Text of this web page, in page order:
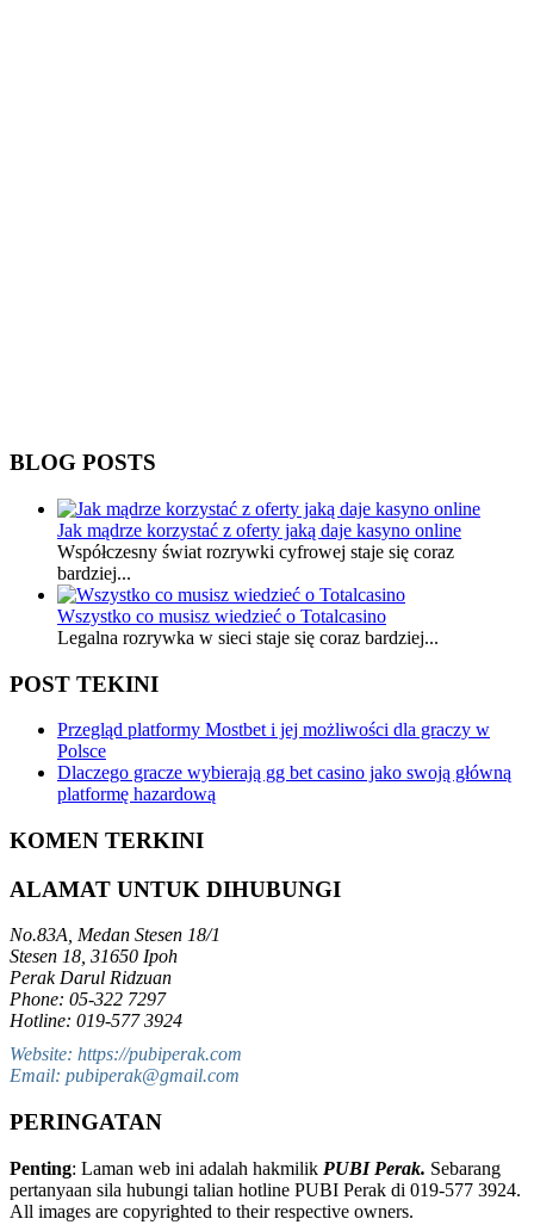
BLOG POSTS
Jak mądrze korzystać z oferty jaką daje kasyno online
Współczesny świat rozrywki cyfrowej staje się coraz
bardziej...
Wszystko co musisz wiedzieć o Totalcasino
Legalna rozrywka w sieci staje się coraz bardziej...
POST TEKINI
Przegląd platformy Mostbet i jej możliwości dla graczy w
Polsce
Dlaczego gracze wybierają gg bet casino jako swoją główną
platformę hazardową
KOMEN TERKINI
ALAMAT UNTUK DIHUBUNGI
No.83A, Medan Stesen 18/1
Stesen 18, 31650 Ipoh
Perak Darul Ridzuan
Phone: 05-322 7297
Hotline: 019-577 3924
Website: https://pubiperak.com
Email: pubiperak@gmail.com
PERINGATAN
Penting: Laman web ini adalah hakmilik PUBI Perak. Sebarang
pertanyaan sila hubungi talian hotline PUBI Perak di 019-577 3924.
All images are copyrighted to their respective owners.